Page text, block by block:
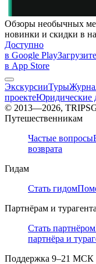
Обзоры необычных
новинки и скидки в
Доступно
в Google PlayЗагрузите
в App Store
ЭкскурсииТуры
проектеЮридические
© 2013—2026,
Путешественникам
Частые вопросы
возврата
Гидам
Стать гидом
Партнёрам и
Стать партнёром
партнёра и
Поддержка 9–21 МСК